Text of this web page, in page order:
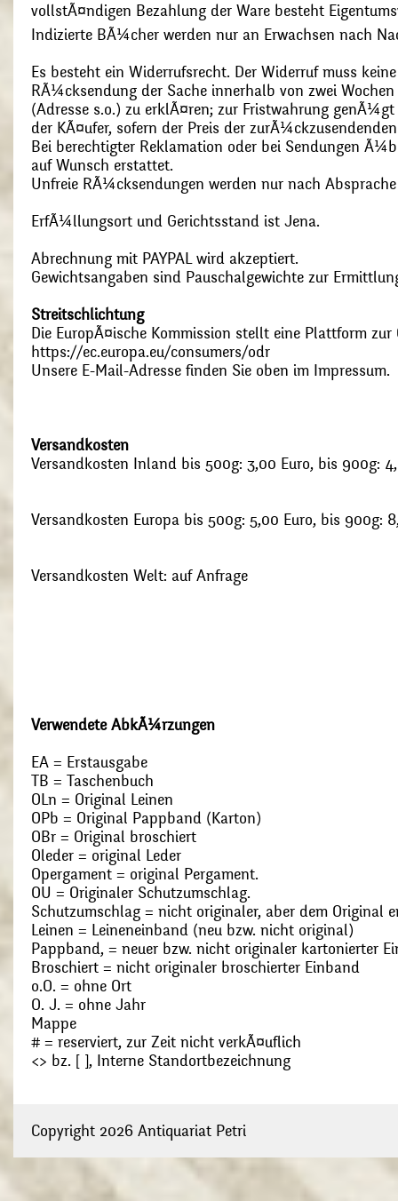
vollstÃ¤ndigen Bezahlung der Ware besteht
Indizierte BÃ¼cher werden nur an Erwachsen nach
Es besteht ein Widerrufsrecht. Der Widerruf muss
RÃ¼cksendung der Sache innerhalb von zwei
(Adresse s.o.) zu erklÃ¤ren; zur Fristwahrung
der KÃ¤ufer, sofern der Preis der
Bei berechtigter Reklamation oder bei Sendungen
auf Wunsch erstattet.
Unfreie RÃ¼cksendungen werden nur nach
ErfÃ¼llungsort und Gerichtsstand ist Jena.
Abrechnung mit PAYPAL wird akzeptiert.
Gewichtsangaben sind Pauschalgewichte zur
Streitschlichtung
Die EuropÃ¤ische Kommission stellt eine Plattform
https://ec.europa.eu/consumers/odr
Unsere E-Mail-Adresse finden Sie oben im Impressum.
Versandkosten
Versandkosten Inland bis 500g: 3,00 Euro, bis 900g:
Versandkosten Europa bis 500g: 5,00 Euro, bis 900g:
Versandkosten Welt: auf Anfrage
Verwendete AbkÃ¼rzungen
EA = Erstausgabe
TB = Taschenbuch
OLn = Original Leinen
OPb = Original Pappband (Karton)
OBr = Original broschiert
Oleder = original Leder
Opergament = original Pergament.
OU = Originaler Schutzumschlag.
Schutzumschlag = nicht originaler, aber dem Original
Leinen = Leineneinband (neu bzw. nicht original)
Pappband, = neuer bzw. nicht originaler kartonierter
Broschiert = nicht originaler broschierter Einband
o.O. = ohne Ort
O. J. = ohne Jahr
Mappe
# = reserviert, zur Zeit nicht verkÃ¤uflich
<> bz. [ ], Interne Standortbezeichnung
Copyright 2026 Antiquariat Petri